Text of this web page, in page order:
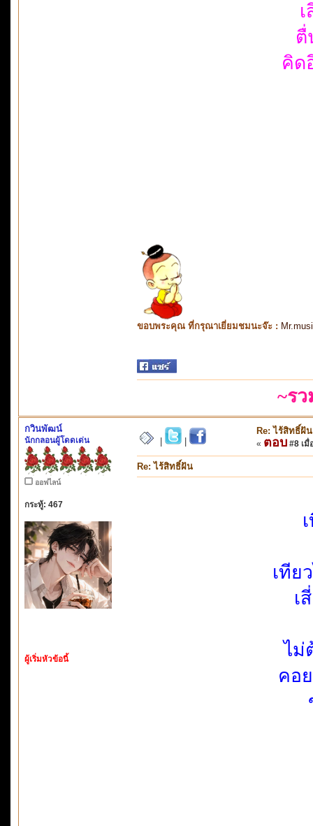
ตื่
คิด
ขอบพระคุณ ที่กรุณาเยี่ยมชมนะจ๊ะ :
~ร
กวินพัฒน์
นักกลอนผู้โดดเด่น
ออฟไลน์
กระทู้: 467
ผู้เริ่มหัวข้อนี้
Re: ไร้สิทธิ์ฝัน
« ตอบ #8 เมื่
Re: ไร้สิทธิ์ฝัน
เทีย
เ
ไม่
คอ